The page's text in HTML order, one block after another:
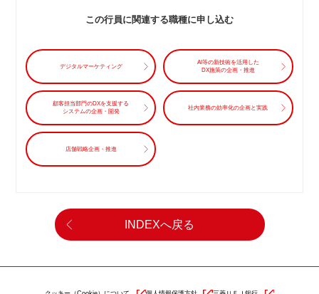
この行員に関連する職種に申し込む
デジタルマーケティング
AI等の新技術を活用した
DX施策の企画・推進
顧客担当部門のDXを支援する
システムの企画・開発
社内業務の効率化の企画と実践
店舗戦略企画・推進
INDEXへ戻る